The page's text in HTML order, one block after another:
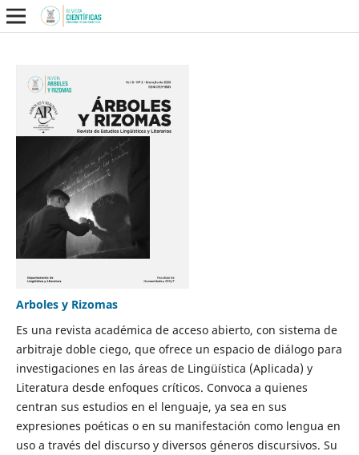
Arboles y Rizomas
Es una revista académica de acceso abierto, con sistema de
arbitraje doble ciego, que ofrece un espacio de diálogo para
investigaciones en las áreas de Lingüística (Aplicada) y
Literatura desde enfoques críticos. Convoca a quienes
centran sus estudios en el lenguaje, ya sea en sus
expresiones poéticas o en su manifestación como lengua en
uso a través del discurso y diversos géneros discursivos. Su